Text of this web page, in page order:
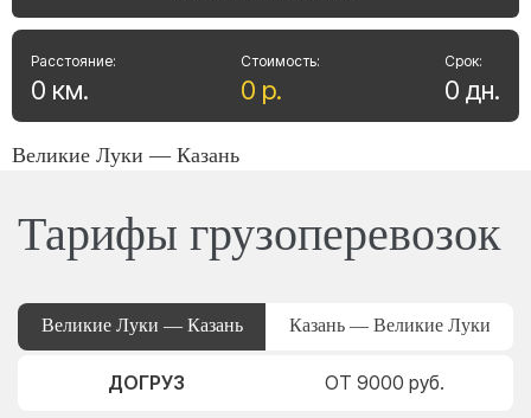
Стоимость:
0 р.
Расстояние:
0 км.
Срок:
0 дн.
Великие Луки — Казань
Тарифы грузоперевозок
Великие Луки — Казань Казань — Великие Луки
ДОГРУЗ ОТ 9000 руб.